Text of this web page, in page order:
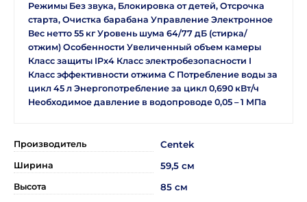
Режимы Без звука, Блокировка от детей, Отсрочка
старта, Очистка барабана Управление Электронное
Вес нетто 55 кг Уровень шума 64/77 дБ (стирка/
отжим) Особенности Увеличенный объем камеры
Класс защиты IPx4 Класс электробезопасности I
Класс эффективности отжима C Потребление воды за
цикл 45 л Энергопотребление за цикл 0,690 кВт/ч
Необходимое давление в водопроводе 0,05 – 1 МПа
Производитель Centek
Ширина 59,5 см
Высота 85 см